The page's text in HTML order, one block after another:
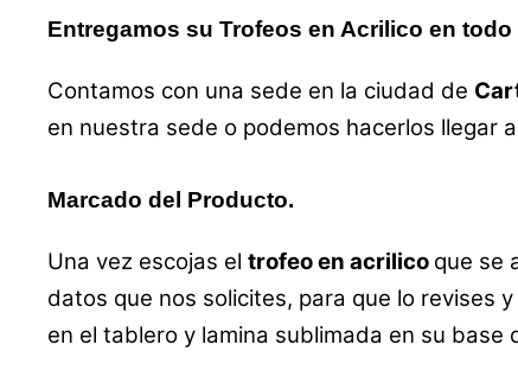
Entregamos su Trofeos en Acrilico en
Contamos con una sede en la ciudad de
en nuestra sede o podemos hacerlos llegar
Marcado del Producto.
Una vez escojas el trofeo en acrilico que se
datos que nos solicites, para que lo revises
en el tablero y lamina sublimada en su